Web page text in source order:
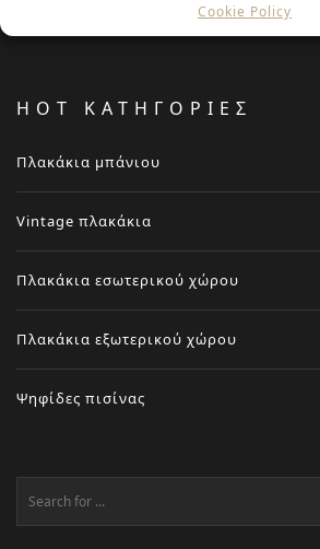
Cookie Policy
23 ΑΠΡΙΛΊΟΥ, 2026
HOT ΚΑΤΗΓΟΡΙΕΣ
Πλακάκια μπάνιου
Vintage πλακάκια
Πλακάκια εσωτερικού χώρου
Πλακάκια εξωτερικού χώρου
Ψηφίδες πισίνας